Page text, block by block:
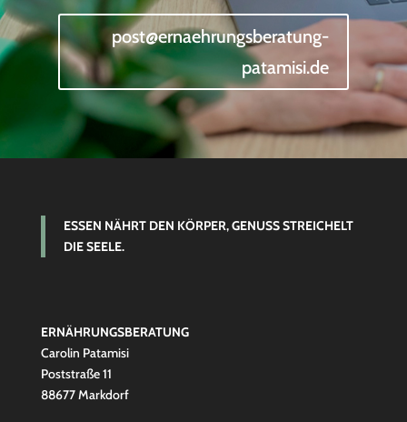
post@ernaehrungsberatung-
patamisi.de
ESSEN NÄHRT DEN KÖRPER, GENUSS STREICHELT
DIE SEELE.
ERNÄHRUNGSBERATUNG
Carolin Patamisi
Poststraße 11
88677 Markdorf